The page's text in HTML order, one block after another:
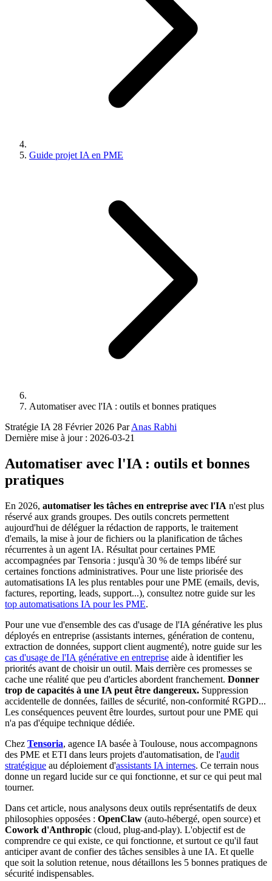
Guide projet IA en PME
Automatiser avec l'IA : outils et bonnes pratiques
Stratégie IA 28 Février 2026 ParAnas Rabhi
Dernière mise à jour : 2026-03-21
Automatiser avec l'IA : outils et bonnes
pratiques
En 2026, automatiser les tâches en entreprise avec l'IA n'est plus
réservé aux grands groupes. Des outils concrets permettent
aujourd'hui de déléguer la rédaction de rapports, le traitement
d'emails, la mise à jour de fichiers ou la planification de tâches
récurrentes à un agent IA. Résultat pour certaines PME
accompagnées par Tensoria : jusqu'à 30 % de temps libéré sur
certaines fonctions administratives. Pour une liste priorisée des
automatisations IA les plus rentables pour une PME (emails, devis,
factures, reporting, leads, support...), consultez notre guide sur les
top automatisations IA pour les PME.
Pour une vue d'ensemble des cas d'usage de l'IA générative les plus
déployés en entreprise (assistants internes, génération de contenu,
extraction de données, support client augmenté), notre guide sur les
cas d'usage de l'IA générative en entreprise aide à identifier les
priorités avant de choisir un outil. Mais derrière ces promesses se
cache une réalité que peu d'articles abordent franchement. Donner
trop de capacités à une IA peut être dangereux. Suppression
accidentelle de données, failles de sécurité, non-conformité RGPD...
Les conséquences peuvent être lourdes, surtout pour une PME qui
n'a pas d'équipe technique dédiée.
Chez Tensoria, agence IA basée à Toulouse, nous accompagnons
des PME et ETI dans leurs projets d'automatisation, de l'audit
stratégique au déploiement d'assistants IA internes. Ce terrain nous
donne un regard lucide sur ce qui fonctionne, et sur ce qui peut mal
tourner.
Dans cet article, nous analysons deux outils représentatifs de deux
philosophies opposées : OpenClaw (auto-hébergé, open source) et
Cowork d'Anthropic (cloud, plug-and-play). L'objectif est de
comprendre ce qui existe, ce qui fonctionne, et surtout ce qu'il faut
anticiper avant de confier des tâches sensibles à une IA. Et quelle
que soit la solution retenue, nous détaillons les 5 bonnes pratiques de
sécurité indispensables.